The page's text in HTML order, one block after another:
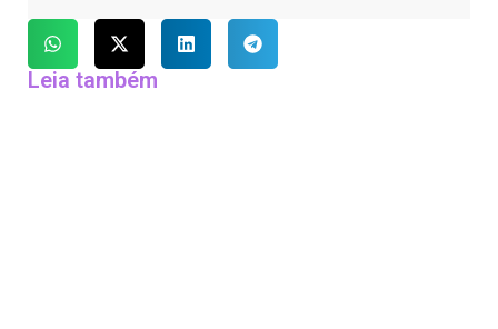
Leia também